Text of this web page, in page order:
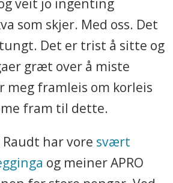
som skjer. Med oss. Det
Det er trist å sitte og
græt over å miste
meg framleis om korleis
fram til dette.
Raudt har vore svært
og meiner APRO